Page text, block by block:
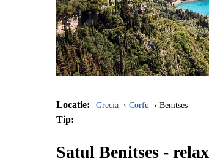
Locatie: Grecia Corfu Benitses
Tip:
Satul Benitses -